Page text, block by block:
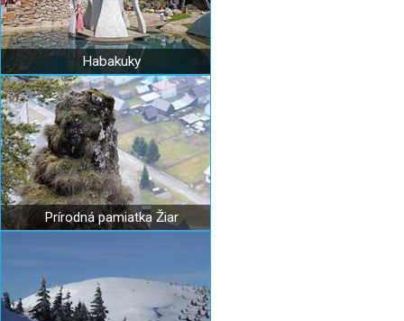
Habakuky
Prírodná pamiatka Žiar